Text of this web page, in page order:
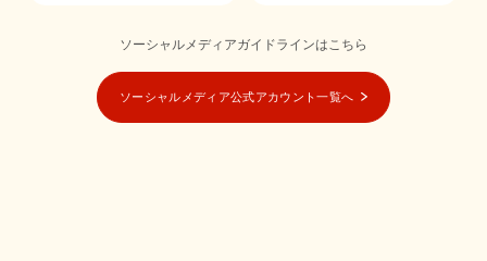
ソーシャルメディアガイドラインはこちら
ソーシャルメディア公式アカウント一覧へ